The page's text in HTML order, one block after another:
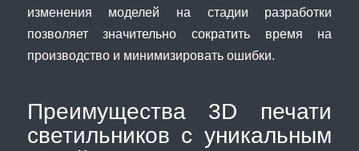
изменения моделей на стадии разработки
позволяет значительно сократить время на
производство и минимизировать ошибки.
Преимущества 3D печати
светильников с уникальным